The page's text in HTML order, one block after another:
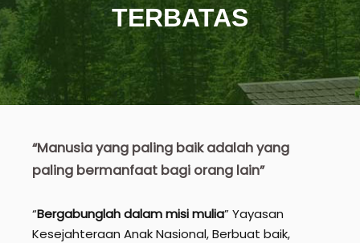
TERBATAS
“Manusia yang paling baik adalah yang
paling bermanfaat bagi orang lain”
“Bergabunglah dalam misi mulia” Yayasan
Kesejahteraan Anak Nasional, Berbuat baik,